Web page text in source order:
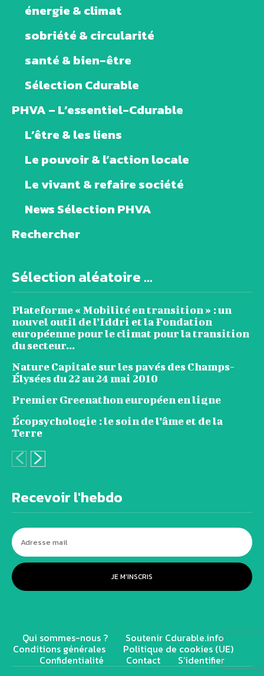
énergie & climat
sobriété & circularité
santé & bien-être
Sélection Cdurable
PHVA – L’essentiel-Cdurable
L’être & les liens
Le pouvoir & l’action locale
Le vivant & refaire société
News Sélection PHVA
Rechercher
Sélection aléatoire ...
Plateforme « Mobilité en transition » : un
nouvel outil de l’Iddri et la Fondation
européenne pour le climat pour la transition
du secteur...
Nature Capitale sur les pavés des Champs-
Élysées du 22 au 24 mai 2010
Premier Greenathon européen en ligne
Écopsychologie : le soin de l’âme et de la
Terre
Recevoir l'hebdo
JE M'INSCRIS
Qui sommes-nous ? Soutenir Cdurable.info
Conditions générales Politique de cookies (UE)
Confidentialité Contact S’identifier